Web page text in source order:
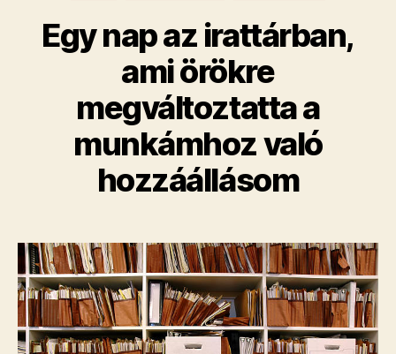
Egy nap az irattárban,
ami örökre
megváltoztatta a
munkámhoz való
hozzáállásom